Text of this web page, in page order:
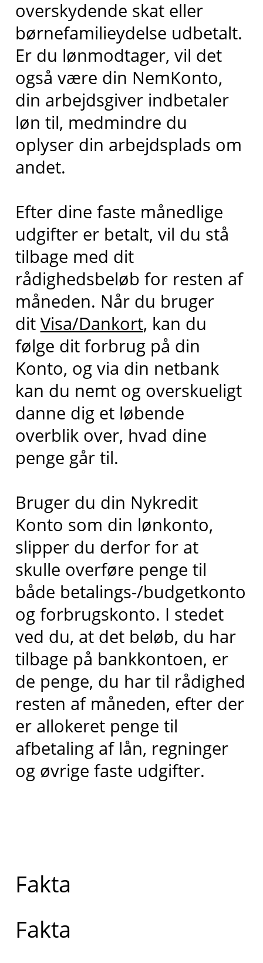
overskydende skat eller
børnefamilieydelse udbetalt.
Er du lønmodtager, vil det
også være din NemKonto,
din arbejdsgiver indbetaler
løn til, medmindre du
oplyser din arbejdsplads om
andet.
Efter dine faste månedlige
udgifter er betalt, vil du stå
tilbage med dit
rådighedsbeløb for resten af
måneden. Når du bruger
dit Visa/Dankort, kan du
følge dit forbrug på din
Konto, og via din netbank
kan du nemt og overskueligt
danne dig et løbende
overblik over, hvad dine
penge går til.
Bruger du din Nykredit
Konto som din lønkonto,
slipper du derfor for at
skulle overføre penge til
både betalings-/budgetkonto
og forbrugskonto. I stedet
ved du, at det beløb, du har
tilbage på bankkontoen, er
de penge, du har til rådighed
resten af måneden, efter der
er allokeret penge til
afbetaling af lån, regninger
og øvrige faste udgifter.
Fakta
Fakta